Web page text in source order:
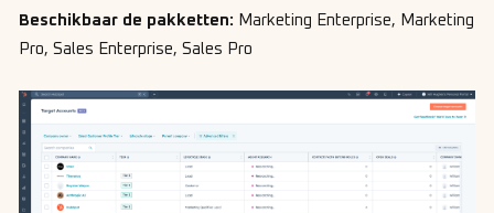
Beschikbaar de pakketten: Marketing Enterprise, Marketing
Pro, Sales Enterprise, Sales Pro